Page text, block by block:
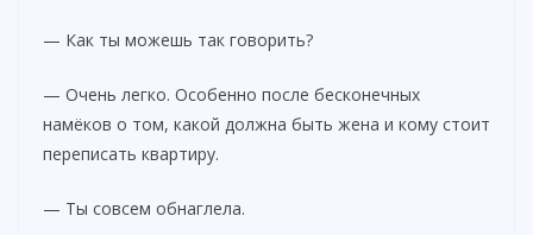
— Как ты можешь так говорить?
— Очень легко. Особенно после бесконечных
намёков о том, какой должна быть жена и кому стоит
переписать квартиру.
— Ты совсем обнаглела.